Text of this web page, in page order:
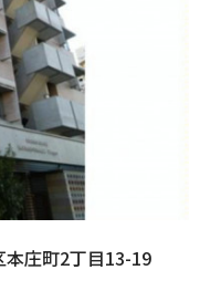
庄町2丁目13-19